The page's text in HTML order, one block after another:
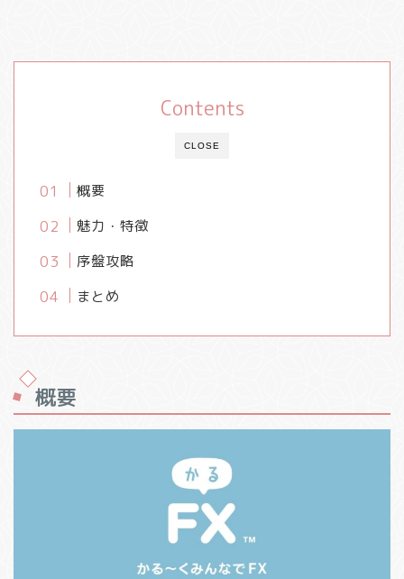
CLOSE
Contents
概要
魅力・特徴
序盤攻略
まとめ
概要